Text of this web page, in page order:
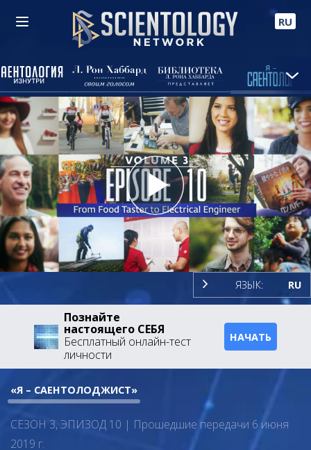
RU
Play
Video
ЯЗЫК: RU
Познайте
настоящего СЕБЯ
Бесплатный онлайн-тест
личности
НАЧАТЬ
«Я – САЕНТОЛОДЖИСТ»
СЕЗОН 3, ЭПИЗОД 10 | Прошедшие передачи 6 июня
2019 г.